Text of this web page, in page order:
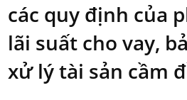
các quy định của
lãi suất cho vay,
xử lý tài sản cầm